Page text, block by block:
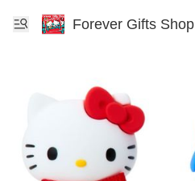
Forever Gifts Shop